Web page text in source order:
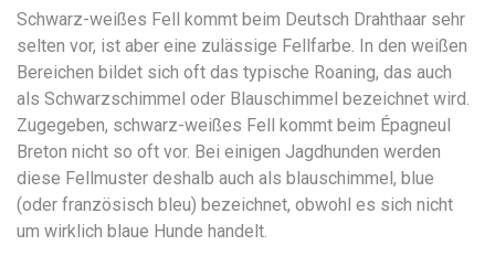
Schwarz-weißes Fell kommt beim Deutsch Drahthaar sehr
selten vor, ist aber eine zulässige Fellfarbe. In den weißen
Bereichen bildet sich oft das typische Roaning, das auch
als Schwarzschimmel oder Blauschimmel bezeichnet wird.
Zugegeben, schwarz-weißes Fell kommt beim Épagneul
Breton nicht so oft vor. Bei einigen Jagdhunden werden
diese Fellmuster deshalb auch als blauschimmel, blue
(oder französisch bleu) bezeichnet, obwohl es sich nicht
um wirklich blaue Hunde handelt.